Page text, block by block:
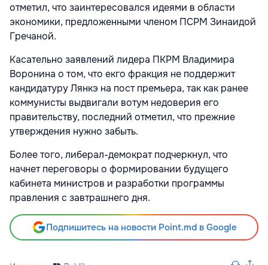
отметил, что заинтересовался идеями в области
экономики, предложенными членом ПСРМ Зинаидой
Гречаной.
Касательно заявлений лидера ПКРМ Владимира
Воронина о том, что екго фракция не поддержит
кандидатуру Лянкэ на пост премьера, так как ранее
коммунисты выдвигали вотум недоверия его
правительству, последний отметил, что прежние
утверждения нужно забыть.
Более того, либерал-демократ подчеркнул, что
начнет переговоры о формировании будущего
кабинета министров и разработки программы
правления с завтрашнего дня.
Подпишитесь на новости Point.md в Google